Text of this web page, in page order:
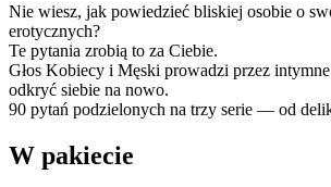
Nie wiesz, jak powiedzieć bliskiej osobie o
erotycznych?
Te pytania zrobią to za Ciebie.
Głos Kobiecy i Męski prowadzi przez
odkryć siebie na nowo.
90 pytań podzielonych na trzy serie — od
W pakiecie